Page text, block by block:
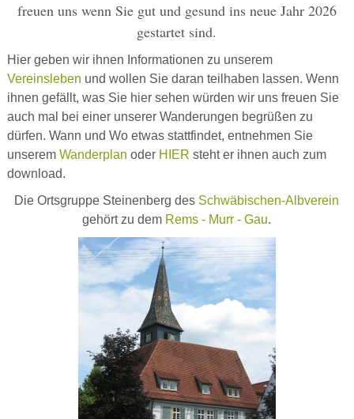
freuen uns wenn Sie gut und gesund ins neue Jahr 2026
gestartet sind.
Hier geben wir ihnen Informationen zu unserem
Vereinsleben und wollen Sie daran teilhaben lassen. Wenn
ihnen gefällt, was Sie hier sehen würden wir uns freuen Sie
auch mal bei einer unserer Wanderungen begrüßen zu
dürfen. Wann und Wo etwas stattfindet, entnehmen Sie
unserem Wanderplan oder HIER steht er ihnen auch zum
download.
Die Ortsgruppe Steinenberg des Schwäbischen-Albverein
gehört zu dem Rems - Murr - Gau.